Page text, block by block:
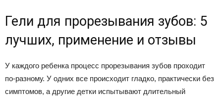
Гели для прорезывания зубов: 5
лучших, применение и отзывы
У каждого ребенка процесс прорезывания зубов проходит
по-разному. У одних все происходит гладко, практически без
симптомов, а другие детки испытывают длительный